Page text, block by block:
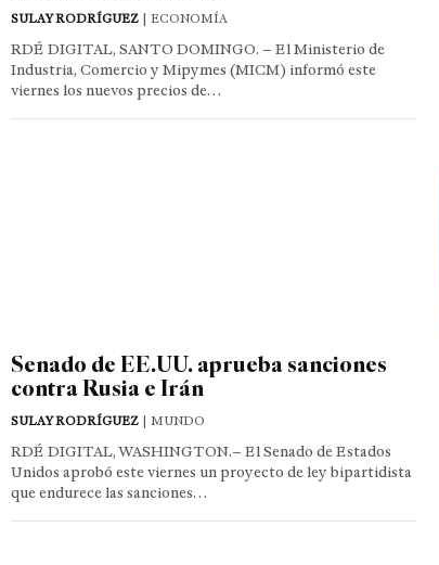
SULAY RODRÍGUEZ | ECONOMÍA
RDÉ DIGITAL, SANTO DOMINGO. – El Ministerio de
Industria, Comercio y Mipymes (MICM) informó este
viernes los nuevos precios de…
Senado de EE.UU. aprueba sanciones
contra Rusia e Irán
SULAY RODRÍGUEZ | MUNDO
RDÉ DIGITAL, WASHINGTON.– El Senado de Estados
Unidos aprobó este viernes un proyecto de ley bipartidista
que endurece las sanciones…